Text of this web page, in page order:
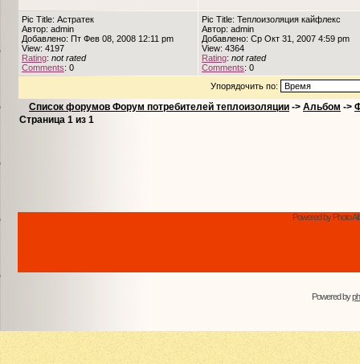
Pic Title: Астратек
Автор: admin
Добавлено: Пт Фев 08, 2008 12:11 pm
View: 4197
Rating: not rated
Comments: 0
Pic Title: Теплоизоляция кайфлекс
Автор: admin
Добавлено: Ср Окт 31, 2007 4:59 pm
View: 4364
Rating: not rated
Comments: 0
Упорядочить по:
Список форумов Форум потребителей теплоизоляции -> Альбом ->
Страница 1 из 1
Powered by Photo
Powered by